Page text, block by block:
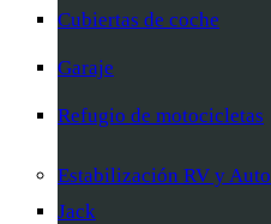
Cubiertas de coche
Garaje
Refugio de motocicletas
Estabilización RV y Auto
Jack